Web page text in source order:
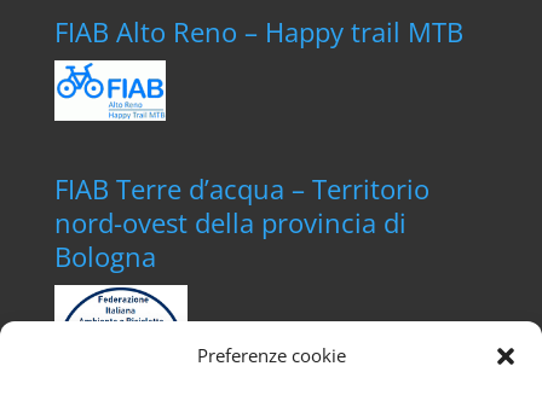
Preferenze cookie
FIAB Alto Reno – Happy trail MTB
FIAB Terre d’acqua – Territorio
nord-ovest della provincia di
Bologna